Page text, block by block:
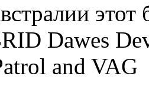
этот
Dawes
and VAG